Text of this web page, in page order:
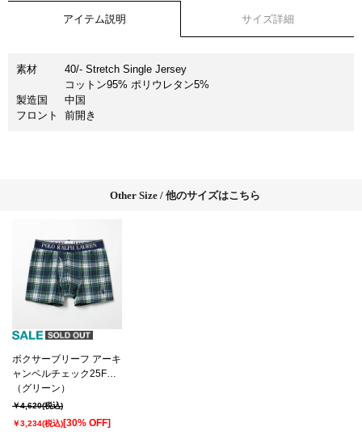
アイテム説明 サイズ詳細
素材
40/- Stretch Single Jersey
コットン95% ポリウレタン5%
製造国
中国
フロント
前開き
Other Size / 他のサイズはこちら
ボクサーブリーフ アーキ
ャンベルチェック25FH
ポロ ラルフ ローレン
【前開き】(RM3-C101）
（グリーン）
￥4,620(税込)
￥3,234(税込)[30% OFF]